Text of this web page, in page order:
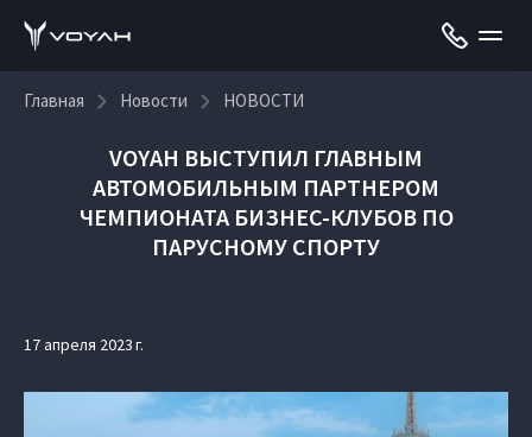
Главная Новости НОВОСТИ
VOYAH ВЫСТУПИЛ ГЛАВНЫМ
АВТОМОБИЛЬНЫМ ПАРТНЕРОМ
ЧЕМПИОНАТА БИЗНЕС-КЛУБОВ ПО
ПАРУСНОМУ СПОРТУ
17 апреля 2023 г.